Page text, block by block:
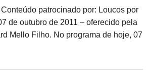
patrocinado por: Loucos por
de outubro de 2011 – oferecido pela
Mello Filho. No programa de hoje, 07